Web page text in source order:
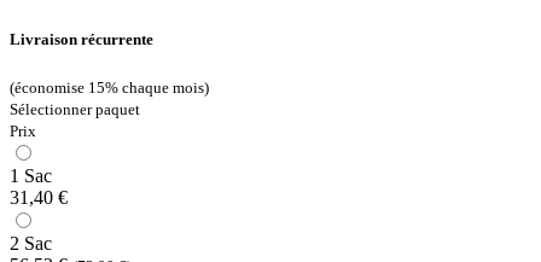
Livraison récurrente
(économise 15% chaque mois)
Sélectionner paquet
Prix
1 Sac
31,40 €
2 Sac